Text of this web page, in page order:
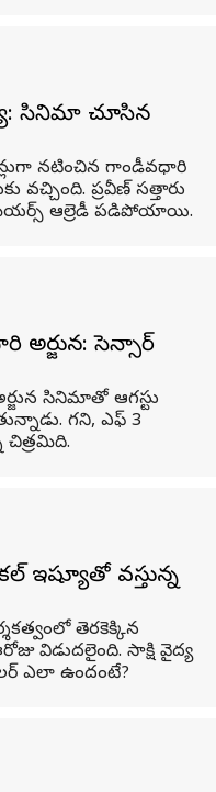
సినిమా చూసిన
నటించిన గాండీవధారి
వచ్చింది. ప్రవీణ్ సత్తారు
ఆల్రెడీ పడిపోయాయి.
అర్జున: సెన్సార్
సినిమాతో ఆగస్టు
గని, ఎఫ్ 3
చిత్రమిది.
ఇష్యూతో వస్తున్న
తెరకెక్కిన
విడుదలైంది. సాక్షి వైద్య
ఎలా ఉందంటే?